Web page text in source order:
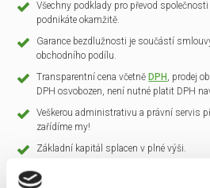
Všechny podklady pro převod
podnikáte okamžitě.
Garance bezdlužnosti je součástí
obchodního podílu.
Transparentní cena včetně DPH , prodej
DPH osvobozen, není nutné platit DPH
Veškerou administrativu a právní servis
zařídíme my!
Základní kapitál splacen v plné výši.